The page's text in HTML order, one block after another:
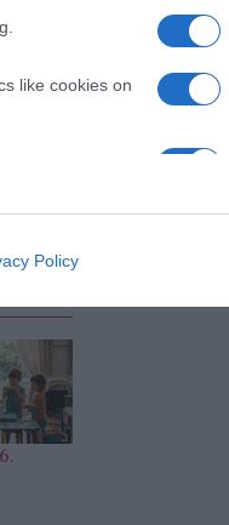
like cookies on
of the website
Policy